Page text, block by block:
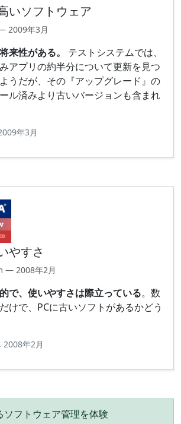
いソフトウェア
2009年3月
来性がある。
テストシステムでは、
アプリの約半分について更新を見つ
うだが、その『アップグレード』の
ル済みより古いバージョンも含まれ
年3月
やすさ
— 2008年2月
で、使いやすさは際立っている。数
けで、PCに古いソフトがあるかどう
, 2008年2月
ソフトウェア管理を体験